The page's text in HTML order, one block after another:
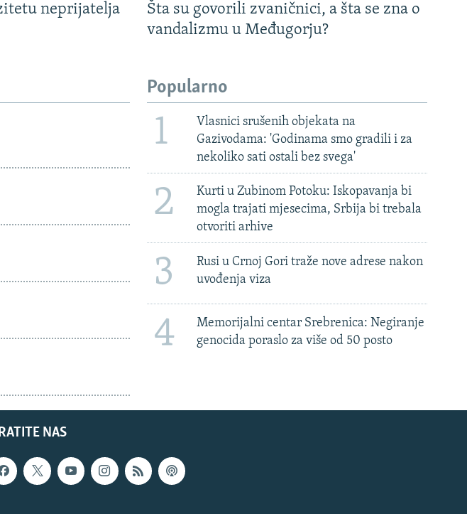
neprijatelja
Šta su govorili zvaničnici, a šta se zna o
vandalizmu u Međugorju?
Popularno
1
Vlasnici srušenih objekata na
Gazivodama: 'Godinama smo gradili i za
nekoliko sati ostali bez svega'
2
Kurti u Zubinom Potoku: Iskopavanja bi
mogla trajati mjesecima, Srbija bi trebala
otvoriti arhive
3
Rusi u Crnoj Gori traže nove adrese nakon
uvođenja viza
4
Memorijalni centar Srebrenica: Negiranje
genocida poraslo za više od 50 posto
NAS